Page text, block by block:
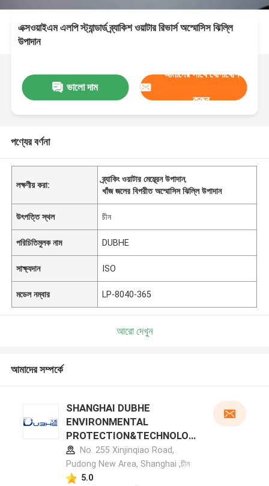
এক্সওয়াইএম এলপি স্ট্যান্ডার্ড ব্র্যাকিশ ওয়াটার রিভার্স অস্মোসিস ঝিল্লি
উপাদান
ভালো দাম
আমাদের সাথে যোগাযোগ
করুন
পণ্যের বর্ণনা
লক্ষণীয় করা:
ব্র্যাকিং ওয়াটার মেম্ব্রেন উপাদান,
খাঁজ জলের বিপরীত অস্মোসিস ঝিল্লি উপাদান
উৎপত্তি স্থল চীন
পরিচিতিমুলক নাম DUBHE
সাক্ষ্যদান ISO
মডেল নম্বার LP-8040-365
আরো দেখুন
আমাদের সম্পর্কে
SHANGHAI DUBHE
ENVIRONMENTAL
PROTECTION&TECHNOLOG
Y CO.,LTD প্রস্তুতকারক প্রোফাইল
No. 255 Xinjinqiao Road,
Pudong New Area, Shanghai ,চীন
5.0